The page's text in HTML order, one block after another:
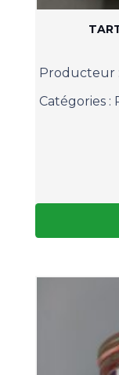
Producteur :
Catégories :